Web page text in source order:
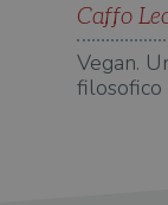
Caffo
Vegan.
filosofico